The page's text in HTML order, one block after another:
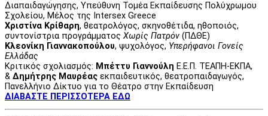
Διαπαιδαγώγησης, Υπεύθυνη Τομέα Εκπαίδευσης Πολύχρωμου
Σχολείου, Μέλος της Intersex Greece
Χριστίνα Κρίθαρη, θεατρολόγος, σκηνοθέτιδα, ηθοποιός,
συντονίστρια προγράμματος Χωρίς Πατρόν (ΠΔΘΕ)
Κλεονίκη Γιαννακοπούλου, ψυχολόγος, Υπερήφανοι Γονείς
Ελλάδας
Κριτικός σχολιασμός: Μπέττυ Γιαννούλη Ε.Ε.Π. ΤΕΑΠΗ-ΕΚΠΑ,
& Δημήτρης Μαυρέας εκπαιδευτικός, θεατροπαιδαγωγός,
Πανελλήνιο Δίκτυο για το Θέατρο στην Εκπαίδευση
ΔΙΑΒΑΣΤΕ ΠΕΡΙΣΣΟΤΕΡΑ ΕΔΩ